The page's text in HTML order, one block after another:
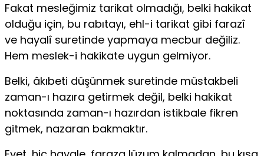
Fakat mesleğimiz tarikat olmadığı, belki hakikat
olduğu için, bu rabıtayı, ehl-i tarikat gibi farazî
ve hayalî suretinde yapmaya mecbur değiliz.
Hem meslek-i hakikate uygun gelmiyor.
Belki, âkıbeti düşünmek suretinde müstakbeli
zaman-ı hazıra getirmek değil, belki hakikat
noktasında zaman-ı hazırdan istikbale fikren
gitmek, nazaran bakmaktır.